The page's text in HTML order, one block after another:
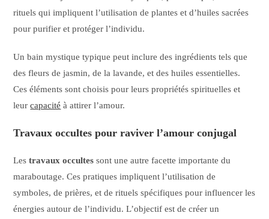
rituels qui impliquent l’utilisation de plantes et d’huiles sacrées
pour purifier et protéger l’individu.
Un bain mystique typique peut inclure des ingrédients tels que
des fleurs de jasmin, de la lavande, et des huiles essentielles.
Ces éléments sont choisis pour leurs propriétés spirituelles et
leurcapacité à attirer l’amour.
Travaux occultes pour raviver l’amour conjugal
Lestravaux occultes sont une autre facette importante du
maraboutage. Ces pratiques impliquent l’utilisation de
symboles, de prières, et de rituels spécifiques pour influencer les
énergies autour de l’individu. L’objectif est de créer un